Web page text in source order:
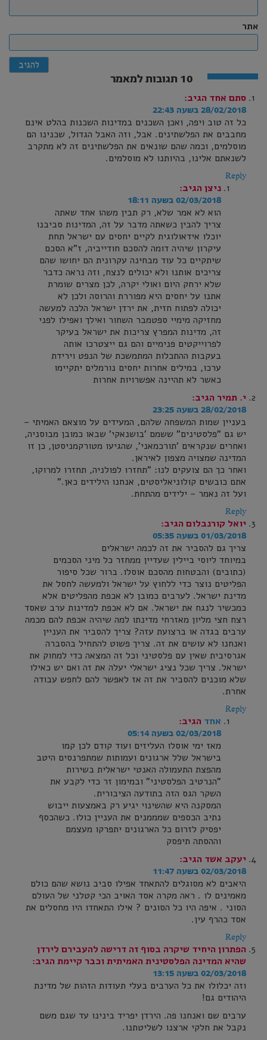
אתר
סתם אחד הגיב:
28/02/2018 בשעה 22:43
כל זה טוב ויפה, ואכן השכנים במדינות השכנות בהלט אינם
מחבבים את הפלשתינים. אבל, וזה האבל הגדול, שכנינו הם
מוסלמים, וכמה שהם שונאים את הפלשתינים זה לא מתקרב
לשנאתם אלינו, בהיותנו לא מוסלמים.
Reply
ניצן הגיב:
02/03/2018 בשעה 18:11
הוא לא אמר שלא, רק תבין משהו אחד שאתה
צריך להבין כשאתה מדבר על זה, המדינות סביבנו
יוכלו אידאולוגית לקיים יחסים עם ישראל תחת
עיקרון שיהיה דומה להסכם חודייביה, ז"א הסכם
שיתקיים כל עוד מבחינה עקרונית הם יחושו שהם
צריכים אותנו ולא יכולים לנצח, וזה נראה כדבר
שלא ירחק היום ואולי יקרה, לכן מצרים שומרת
אתנו על יחסים היא מפוררת והרוסה ולכן לא
יכולה לפתוח חזית, את ירדן ישראל הלכה למעשה
מחזיקה מימיי ספטמבר השחור ואילך ואפילו לפני
זה, מדינות המפרץ צריכות את ישראל בעיקר
לפרוייקטים פנימיים והם גם ייצטרכו אותה
בעקבות ההתכלות המתמשכת של הנפט וירידת
ערכו, במילים אחרות יחסים נורמלים יתקיימו
כאשר לא תהיינה אפשרויות אחרות
י. תמיר הגיב:
28/02/2018 בשעה 23:25
בעניין שמות המשפחה שלהם, המעידים על מוצאם האמיתי –
יש גם "פלסטינים" ששמם 'בושנאקי' שבאו כמובן מבוסניה,
ואחרים שנקראים 'תורכמאני', שהגיעו מטורקמניסטן, כן זו
המדינה שמצויה מצפון לאיראן.
ואחר כך הם צועקים לנו: "תחזרו לפולניה, תחזרו למרוקו,
אתם כובשים קולוניאליסטים, אנחנו הילידים כאן."
ועל זה נאמר – ילידים מהתחת.
Reply
יואל קורנבלום הגיב:
01/03/2018 בשעה 05:35
צריך גם להסביר את זה לכמה ישראלים
במיוחד ליוסי ביילין שעדיין ממחזר כל מיני הסכמים
(כתובים) והבטחות מהסכם אוסלו. ברור שכל סיפור
הפליטים נוצר כדי ללחוץ על ישראל ולמעשה לחסל את
מדינת ישראל. לערבים כמובן לא אכפת מהפליטים אלא
כמכשיר לנגח את ישראל. אם לא אכפת למדינות ערב שאסד
רצח חצי מליון מאזרחי מדינתו למה שיהיה אכפת להם מכמה
ערבים בגדה או ברצועת עזה? צריך להסביר את העניין
ואנחנו לא עושים את זה. צריך פשוט להתחיל בהסברה
אגרסיבית שאין עם פלסטיני וכל זה המצאה כדי למחוק את
ישראל. צריך שכל נציג ישראלי יעלה את זה ואם יש כאילו
שלא מוכנים להסביר את זה אז לאפשר להם לחפש עבודה
אחרת.
Reply
אחד הגיב:
02/03/2018 בשעה 05:14
מאז ימי אוסלו העליזים ועוד קודם לכן קמו
בישראל שלל ארגונים ועמותות שמתפרנסים היטב
מהפצת התעמולה האנטי ישראלית בשירות
"הנרטיב הפלסטיני" ובמימון זר כדי לקבע את
השקר הגס הזה בתודעה הציבורית.
המסקנה היא שהשינוי יגיע רק באמצעות ייבוש
נתיב הכספים שמממנים את העניין כולו. כשהכסף
יפסיק לזרום כל הארגונים יתפרקו מעצמם
וההסתה תיפסק
יעקב אשד הגיב:
02/03/2018 בשעה 11:47
היאבים לא מסוגלים להתאחד אפילו סביב נושא שהם כולם
מאמינים לו . ראה מקרה אסד האויב הכי קטלני של העולם
הסוני . איפה היו כל הסונים ? אילו התאחדו היו מחסלים את
אסד כהרף עין.
Reply
הפתרון היחיד שיקרה בסוף זה דרישה להעבירם לירדן
שהיא המדינה הפלסטינית האמיתית וכבר קיימת הגיב:
02/03/2018 בשעה 13:15
וזה יכלולו את כל הערבים בעלי תעודות הזהות של מדינת
היהודים גם!
ערבים שם ואנחנו פה. הירדן יפריד בינינו עד שגם משם
נקבל את חלקי ארצנו לשליטתנו.